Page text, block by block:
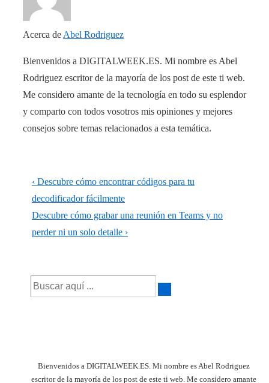
Acerca de Abel Rodriguez
Bienvenidos a DIGITALWEEK.ES. Mi nombre es Abel
Rodriguez escritor de la mayoría de los post de este ti web.
Me considero amante de la tecnología en todo su esplendor
y comparto con todos vosotros mis opiniones y mejores
consejos sobre temas relacionados a esta temática.
Navegación
de
entradas
La
entrada
anterior
es
‹ Descubre cómo encontrar códigos para tu
decodificador fácilmente
La
entrada
Descubre cómo grabar una reunión en Teams y no
perder ni un solo detalle ›
Buscar
Bienvenidos a DIGITALWEEK.ES. Mi nombre es Abel Rodriguez
escritor de la mayoría de los post de este ti web. Me considero amante